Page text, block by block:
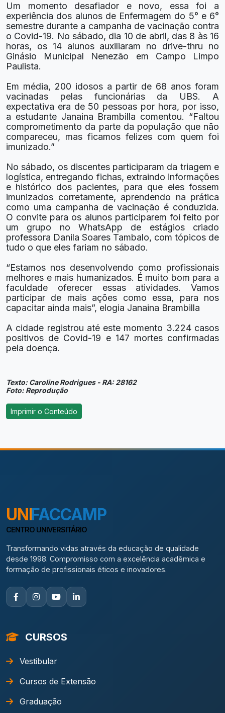
Um momento desafiador e novo, essa foi a
experiência dos alunos de Enfermagem do 5° e 6°
semestre durante a campanha de vacinação contra
o Covid-19. No sábado, dia 10 de abril, das 8 às 16
horas, os 14 alunos auxiliaram no drive-thru no
Ginásio Municipal Nenezão em Campo Limpo
Paulista.
Em média, 200 idosos a partir de 68 anos foram
vacinadas pelas funcionárias da UBS. A
expectativa era de 50 pessoas por hora, por isso,
a estudante Janaina Brambilla comentou. “Faltou
comprometimento da parte da população que não
compareceu, mas ficamos felizes com quem foi
imunizado.”
No sábado, os discentes participaram da triagem e
logística, entregando fichas, extraindo informações
e histórico dos pacientes, para que eles fossem
imunizados corretamente, aprendendo na prática
como uma campanha de vacinação é conduzida.
O convite para os alunos participarem foi feito por
um grupo no WhatsApp de estágios criado
professora Danila Soares Tambalo, com tópicos de
tudo o que eles fariam no sábado.
“Estamos nos desenvolvendo como profissionais
melhores e mais humanizados. É muito bom para a
faculdade oferecer essas atividades. Vamos
participar de mais ações como essa, para nos
capacitar ainda mais”, elogia Janaina Brambilla
A cidade registrou até este momento 3.224 casos
positivos de Covid-19 e 147 mortes confirmadas
pela doença.
Texto: Caroline Rodrigues - RA: 28162
Foto: Reprodução
UNIFACCAMP
CENTRO UNIVERSITÁRIO
Transformando vidas através da educação de qualidade
desde 1998. Compromisso com a excelência acadêmica e
formação de profissionais éticos e inovadores.
CURSOS
Vestibular
Cursos de Extensão
Graduação